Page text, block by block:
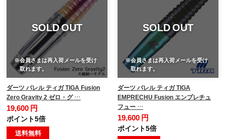
SOLD OUT
※会員さまは再入荷メールを受け
取れます。
ダーツ バレル ティガ TIGA Fusion
Zero Gravity 2 ゼロ・グ …
19,600 円
ポイント5倍
送料無料
SOLD OUT
※会員さまは再入荷メールを受け
取れます。
ダーツ バレル ティガ TIGA
EMPRECHU Fusion エンプレチュ
フュー …
19,600 円
ポイント5倍